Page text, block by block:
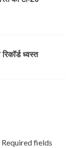
ध्वस्त
Required fields